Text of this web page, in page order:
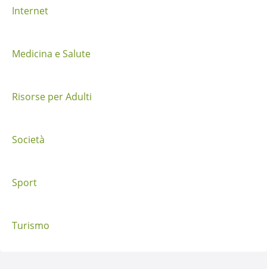
p
o
t
Internet
Medicina e Salute
Risorse per Adulti
Società
Sport
Turismo